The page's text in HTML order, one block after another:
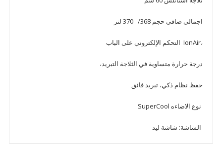
اجمالي صافي حجم 368/ 370 لتر
،IonAir التحكم الإلكتروني على الباب
درجة حرارة متساویة في الثلاجة التبرید،
حفظ نظام ذكي، تبرید فائق
نوع الاضاءه SuperCool
الشاشة: شاشة لید